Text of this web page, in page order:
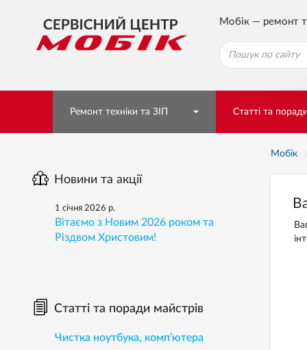
Мобік — ремонт
Ремонт техніки та ЗІП Статті та
Мобік
Новини та акції
1 січня 2026 р.
Вітаємо з Новим 2026 роком та
Різдвом Христовим!
Статті та поради майстрів
Чистка ноутбука, комп’ютера